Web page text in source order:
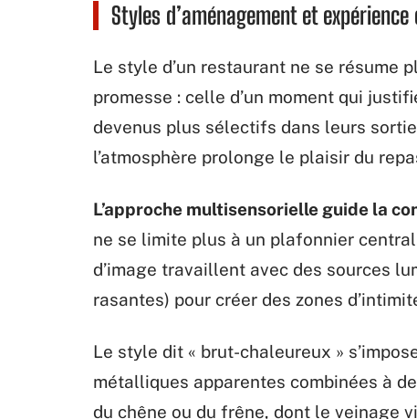
Styles d’aménagement et
Le style d’un restaurant ne se résume
promesse : celle d’un moment qui
devenus plus sélectifs dans leurs
l’atmosphère prolonge le plaisir du
L’approche multisensorielle guide la
ne se limite plus à un plafonnier
d’image travaillent avec des sources
rasantes) pour créer des zones
Le style dit « brut-chaleureux »
métalliques apparentes combinées à
du chêne ou du frêne, dont le veinage